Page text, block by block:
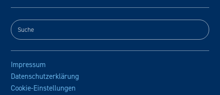
Impressum
Datenschutzerklärung
Cookie-Einstellungen